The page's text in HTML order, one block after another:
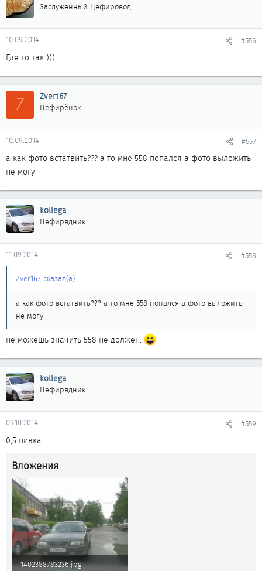
Заслуженный Цефировод
10.09.2014 #556
Где то так )))
Z Zver167
Цефирёнок
10.09.2014 #557
а как фото встатвить??? а то мне 558 попался а фото выложить
не могу
kollega
Цефирядник
11.09.2014 #558
Zver167 сказал(а):
а как фото встатвить??? а то мне 558 попался а фото выложить
не могу
не можешь значить 558 не должен.
kollega
Цефирядник
09.10.2014 #559
0,5 пивка
Вложения
1402388783236.jpg